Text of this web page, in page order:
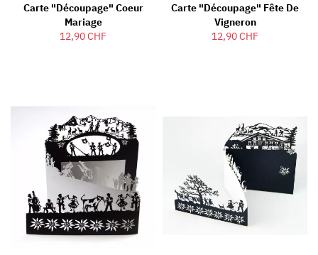
Carte "découpage" Coeur
Mariage
12,90 CHF
Carte "découpage" Fête De
Vigneron
12,90 CHF